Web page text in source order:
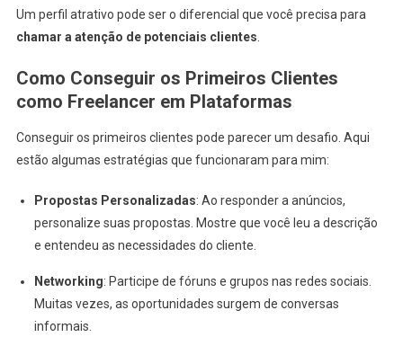
Um perfil atrativo pode ser o diferencial que você precisa para
chamar a atenção de potenciais clientes.
Como Conseguir os Primeiros Clientes
como Freelancer em Plataformas
Conseguir os primeiros clientes pode parecer um desafio. Aqui
estão algumas estratégias que funcionaram para mim:
Propostas Personalizadas: Ao responder a anúncios,
personalize suas propostas. Mostre que você leu a descrição
e entendeu as necessidades do cliente.
Networking: Participe de fóruns e grupos nas redes sociais.
Muitas vezes, as oportunidades surgem de conversas
informais.